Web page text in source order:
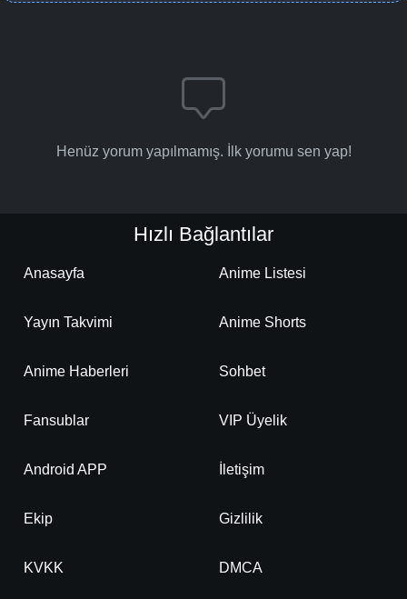
Henüz yorum yapılmamış. İlk yorumu sen yap!
Hızlı Bağlantılar
Anasayfa Anime Listesi
Yayın Takvimi Anime Shorts
Anime Haberleri Sohbet
Fansublar VIP Üyelik
Android APP İletişim
Ekip Gizlilik
KVKK DMCA